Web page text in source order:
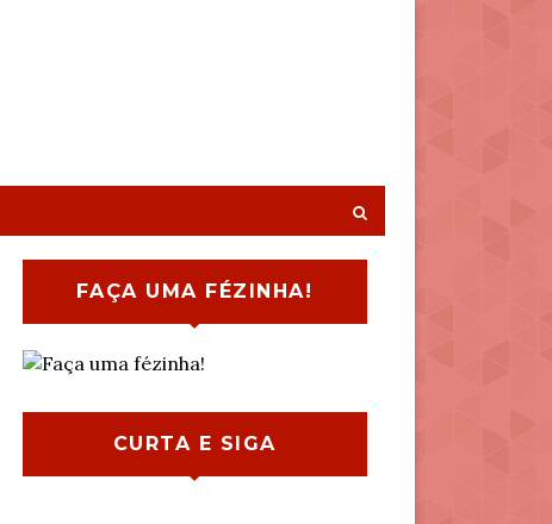
FAÇA UMA FÉZINHA!
CURTA E SIGA